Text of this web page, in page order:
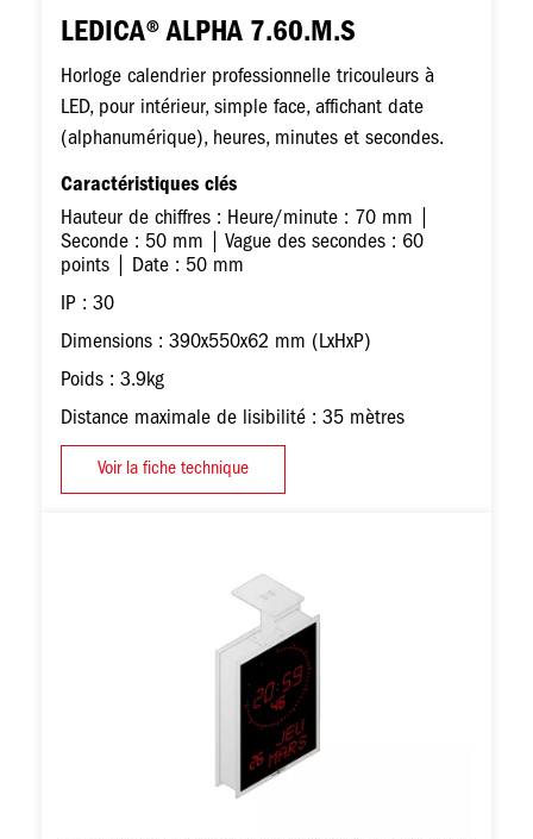
LEDICA® ALPHA 7.60.M.S
Horloge calendrier professionnelle tricouleurs à
LED, pour intérieur, simple face, affichant date
(alphanumérique), heures, minutes et secondes.
Caractéristiques clés
Hauteur de chiffres : Heure/minute : 70 mm |
Seconde : 50 mm | Vague des secondes : 60
points | Date : 50 mm
IP : 30
Dimensions : 390x550x62 mm (LxHxP)
Poids : 3.9kg
Distance maximale de lisibilité : 35 mètres
Voir la fiche technique